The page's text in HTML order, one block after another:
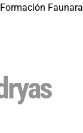
Faunara